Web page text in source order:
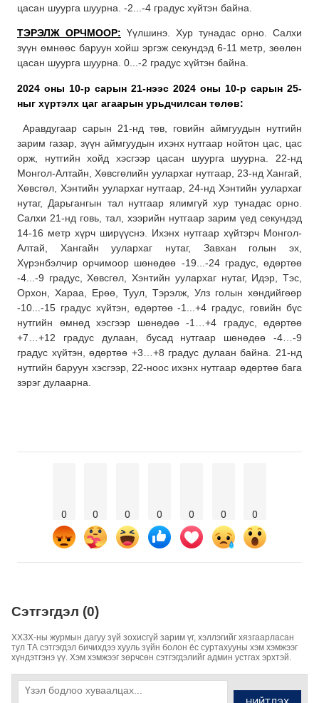
цасан шуурга шуурна. -2...-4 градус хүйтэн байна.
ТЭРЭЛЖ ОРЧМООР: Үүлшинэ. Хур тунадас орно. Салхи
зүүн өмнөөс баруун хойш эргэж секундэд 6-11 метр, зөөлөн
цасан шуурга шуурна. 0...-2 градус хүйтэн байна.
2024 оны 10-р сарын 21-нээс 2024 оны 10-р сарын 25-
ныг хүртэлх цаг агаарын урьдчилсан төлөв:
Аравдугаар сарын 21-нд төв, говийн аймгуудын нутгийн
зарим газар, зүүн аймгуудын ихэнх нутгаар нойтон цас, цас
орж, нутгийн хойд хэсгээр цасан шуурга шуурна. 22-нд
Монгол-Алтайн, Хөвсгөлийн уулархаг нутгаар, 23-нд Хангай,
Хөвсгөл, Хэнтийн уулархаг нутгаар, 24-нд Хэнтийн уулархаг
нутаг, Дарьгангын тал нутгаар ялимгүй хур тунадас орно.
Салхи 21-нд говь, тал, хээрийн нутгаар зарим үед секундэд
14-16 метр хүрч ширүүснэ. Ихэнх нутгаар хүйтэрч Монгол-
Алтай, Хангайн уулархаг нутаг, Завхан голын эх,
Хүрэнбэлчир орчимоор шөнөдөө -19...-24 градус, өдөртөө
-4...-9 градус, Хөвсгөл, Хэнтийн уулархаг нутаг, Идэр, Тэс,
Орхон, Хараа, Ерөө, Туул, Тэрэлж, Улз голын хөндийгөөр
-10...-15 градус хүйтэн, өдөртөө -1...+4 градус, говийн бүс
нутгийн өмнөд хэсгээр шөнөдөө -1…+4 градус, өдөртөө
+7…+12 градус дулаан, бусад нутгаар шөнөдөө -4…-9
градус хүйтэн, өдөртөө +3…+8 градус дулаан байна. 21-нд
нутгийн баруун хэсгээр, 22-ноос ихэнх нутгаар өдөртөө бага
зэрэг дулаарна.
0 0 0 0 0 0 0
Сэтгэгдэл (0)
ХХЗХ-ны журмын дагуу зүй зохисгүй зарим үг, хэллэгийг хязгаарласан
тул ТА сэтгэгдэл бичихдээ хууль зүйн болон ёс суртахууны хэм хэмжээг
хүндэтгэнэ үү. Хэм хэмжээг зөрчсөн сэтгэгдэлийг админ устгах эрхтэй.